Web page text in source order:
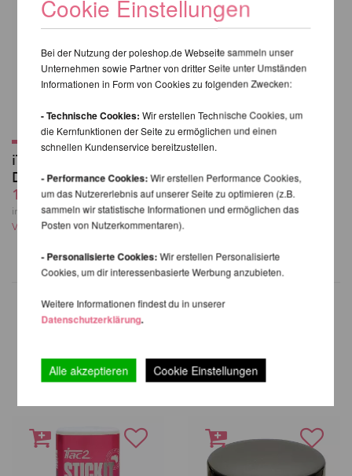
iTac2 STICK IT Pole
Dance Grip 12 g
13,23 EUR
inkl. 22 % MwSt. zzgl.
Versandkosten
DERSELBEN MARKE
Cookie Einstellungen
Bei der Nutzung der poleshop.de Webseite sammeln unser
Unternehmen sowie Partner von dritter Seite unter Umständen
Informationen in Form von Cookies zu folgenden Zwecken:
- Technische Cookies: Wir erstellen Technische Cookies, um
die Kernfunktionen der Seite zu ermöglichen und einen
schnellen Kundenservice bereitzustellen.
- Performance Cookies:Wir erstellen Performance Cookies,
um das Nutzererlebnis auf unserer Seite zu optimieren (z.B.
sammeln wir statistische Informationen und ermöglichen das
Posten von Nutzerkommentaren).
- Personalisierte Cookies:Wir erstellen Personalisierte
Cookies, um dir interessenbasierte Werbung anzubieten.
Weitere Informationen findest du in unserer
Datenschutzerklärung.
Alle akzeptieren Cookie Einstellungen